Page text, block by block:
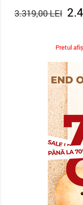
3.319,00 LEI
Pretul